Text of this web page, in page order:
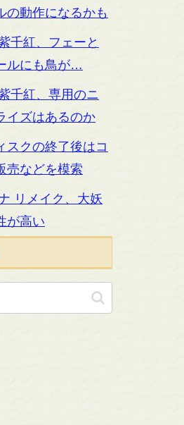
の動作になるかも
千紅、フェーと
ルにも鳥が…
千紅、専用のニ
イズはあるのか
スクの終了後はコ
売などを模索
リメイク、大妖
が高い